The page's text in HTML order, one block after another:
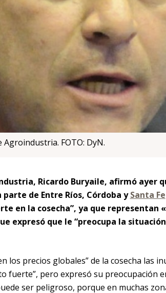
FOTO: DyN.
Ricardo Buryaile, afirmó ayer
de Entre Ríos, Córdoba ySanta Fe
en la cosecha”, ya que representan
expresó que le “preocupa la
los precios globales” de la cosecha las
fuerte”, pero expresó su preocupación
ser peligroso, porque en muchas